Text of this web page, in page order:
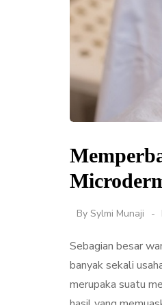
By Sylmi Munaji
Sebagian besar
banyak sekali
merupaka suatu